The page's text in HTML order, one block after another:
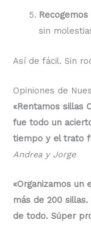
sin
Así de fácil. Sin
Opiniones de
«Rentamos sillas
fue todo un
tiempo y el trato
Andrea y Jorge
«Organizamos un
más de 200
de todo. Súper